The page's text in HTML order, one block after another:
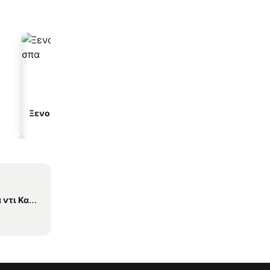
Ξενοδοχεία με σπα